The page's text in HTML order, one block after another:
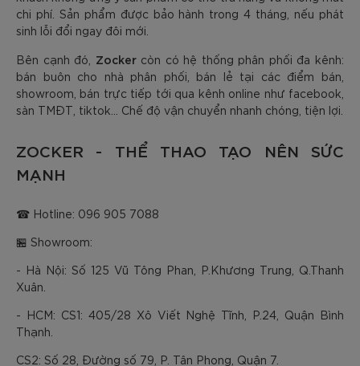
chi phí. Sản phẩm được bảo hành trong 4 tháng, nếu phát
sinh lỗi đổi ngay đôi mới.
Bên cạnh đó, Zocker còn có hệ thống phân phối đa kênh:
bán buôn cho nhà phân phối, bán lẻ tại các điểm bán,
showroom, bán trực tiếp tới qua kênh online như facebook,
sàn TMĐT, tiktok... Chế độ vận chuyển nhanh chóng, tiện lợi.
ZOCKER - THỂ THAO TẠO NÊN SỨC
MẠNH
☎ Hotline: 096 905 7088
🏪 Showroom:
- Hà Nội: Số 125 Vũ Tông Phan, P.Khương Trung, Q.Thanh
Xuân.
- HCM: CS1: 405/28 Xô Viết Nghệ Tĩnh, P.24, Quận Bình
Thạnh.
CS2: Số 28, Đường số 79, P. Tân Phong, Quận 7.